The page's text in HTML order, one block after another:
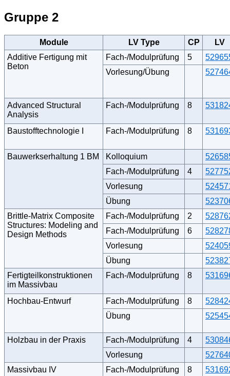
Gruppe 2
Module LV Type CP
LV
Additive Fertigung mit
Beton
Fach-/Modulprüfung 5
Vorlesung/Übung
Advanced Structural
Analysis
Fach-/Modulprüfung 8
Baustofftechnologie I Fach-/Modulprüfung 8
Bauwerkserhaltung 1 BM Kolloquium
Fach-/Modulprüfung
4
Vorlesung
Übung
Brittle-Matrix Composite
Structures: Modeling and
Design Methods
Fach-/Modulprüfung 2
Fach-/Modulprüfung
6
Vorlesung
Übung
Fertigteilkonstruktionen
im Massivbau
Fach-/Modulprüfung 8
Hochbau-Entwurf Fach-/Modulprüfung 8
Übung
Holzbau in der Praxis Fach-/Modulprüfung 4
Vorlesung
Massivbau IV
Fach-/Modulprüfung 8